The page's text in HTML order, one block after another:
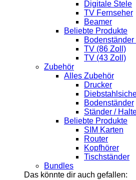
Digitale Stele
TV Fernseher
Beamer
Beliebte Produkte
Bodenständer
TV (86 Zoll)
TV (43 Zoll)
Zubehör
Alles Zubehör
Drucker
Bodenständer
Ständer /
Beliebte Produkte
SIM Karten
Router
Kopfhörer
Tischständer
Bundles
Das könnte dir auch gefallen: